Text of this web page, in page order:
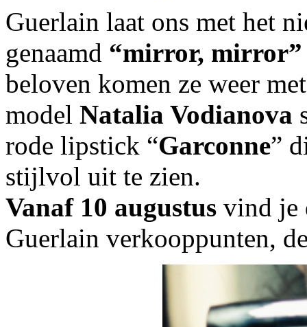
Guerlain laat ons met het
genaamd “mirror, mirror”
beloven komen ze weer
model Natalia Vodianova
rode lipstick “Garconne”
stijlvol uit te zien.
Vanaf 10 augustus vind je
Guerlain verkooppunten,